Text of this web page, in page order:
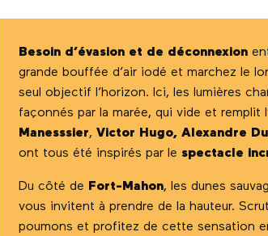
Besoin d’évasion et de déconnexion
grande bouffée d’air iodé et marchez le
seul objectif l’horizon. Ici, les lumières
façonnés par la marée, qui vide et remplit
Manesssier, Victor Hugo, Alexandre
ont tous été inspirés par le spectacle
Du côté de Fort-Mahon, les dunes
vous invitent à prendre de la hauteur.
poumons et profitez de cette sensation